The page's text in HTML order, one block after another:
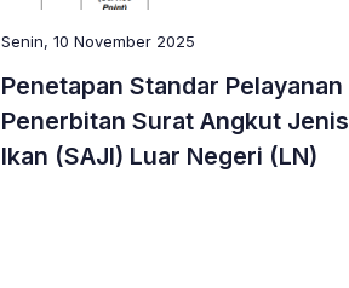
Senin, 10 November 2025
Penetapan Standar Pelayanan
Penerbitan Surat Angkut Jenis
Ikan (SAJI) Luar Negeri (LN)